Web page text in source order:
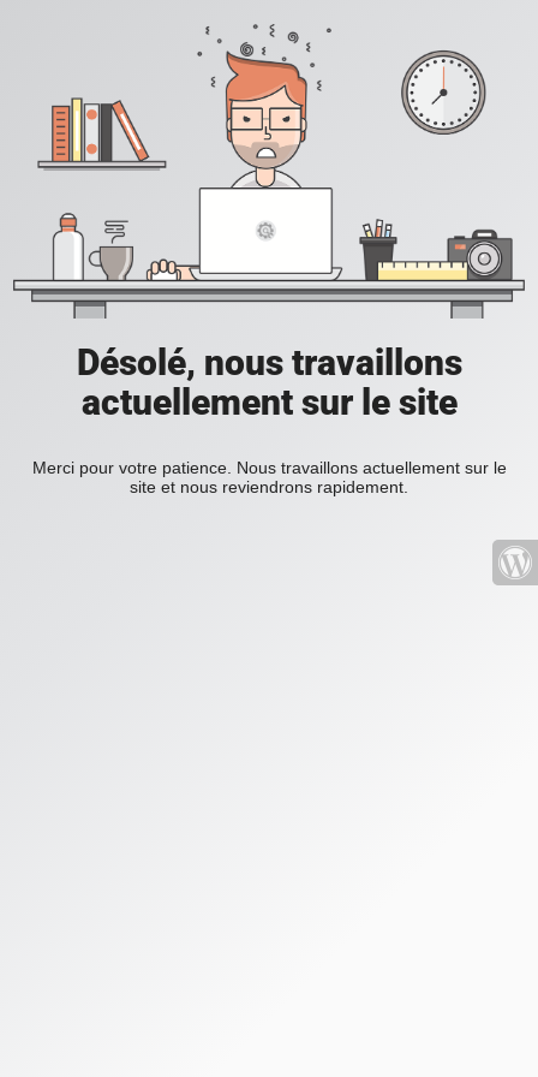
Désolé, nous travaillons
actuellement sur le site
Merci pour votre patience. Nous travaillons actuellement sur le
site et nous reviendrons rapidement.